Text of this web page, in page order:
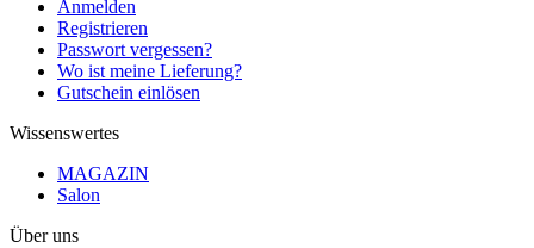
Anmelden
Registrieren
Passwort vergessen?
Wo ist meine Lieferung?
Gutschein einlösen
Wissenswertes
MAGAZIN
Salon
Über uns